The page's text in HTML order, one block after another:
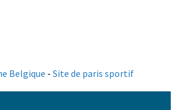
Belgique - Site de paris sportif